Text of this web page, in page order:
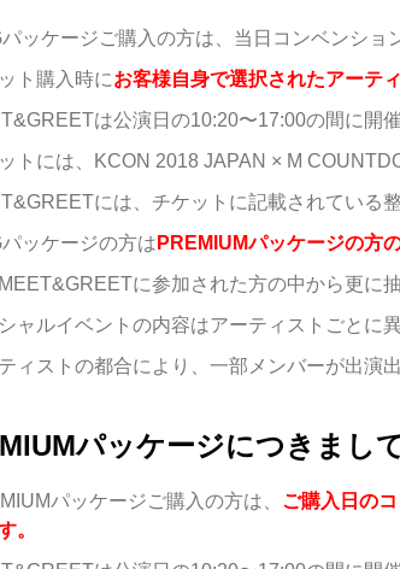
パッケージご購入の方は、当日コンベンシ
ト購入時にお客様自身で選択されたアーテ
は公演日の10:20〜17:00の間に
ットには、KCON 2018 JAPAN × M
には、チケットに記載されている
パッケージの方は PREMIUMパッケージの方
MEET&GREETに参加された方の中から更
ャルイベントの内容はアーティストごとに
ティストの都合により、一部メンバーが出演
パッケージにつきまし
パッケージご購入の方は、 ご購入日の
。